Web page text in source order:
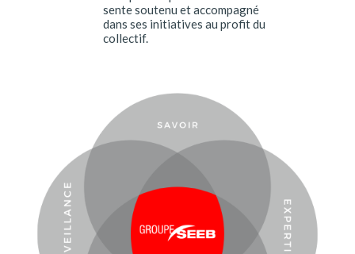
sente soutenu et accompagné
dans ses initiatives au profit du
collectif.